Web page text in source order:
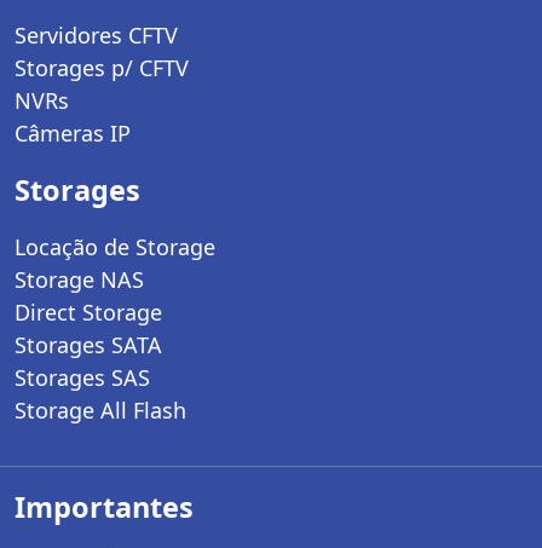
Servidores CFTV
Storages p/ CFTV
NVRs
Câmeras IP
Storages
Locação de Storage
Storage NAS
Direct Storage
Storages SATA
Storages SAS
Storage All Flash
Importantes